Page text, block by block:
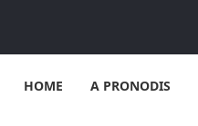
HOME A PRONODIS